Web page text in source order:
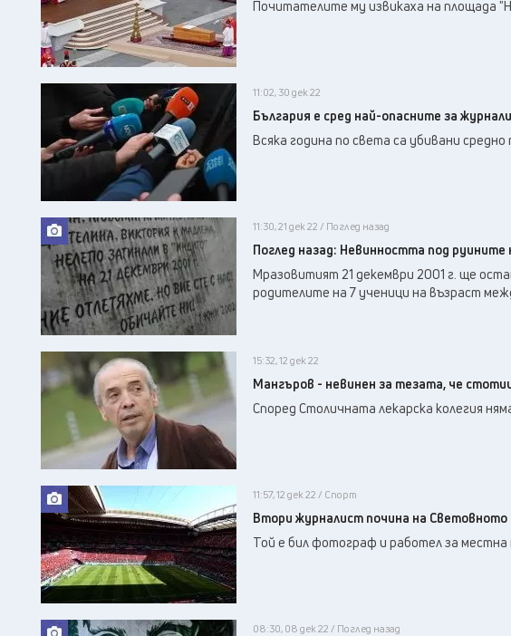
Перник,
Русе, 26
Силистра ,
Търговище
Хасково ,
Почитателите му извикаха на площада
11:02, 30 дек 22
България е сред най-опасните за
Всяка година по света са убивани
11:30, 21 дек 22 / Поглед назад
Поглед назад: Невинността под руините
Мразовитият 21 декември 2001 г. ще
родителите на 7 ученици на възраст
15:32, 12 дек 22
Мангъров - невинен за тезата, че
Според Столичната лекарска колегия
11:57, 12 дек 22 / Спорт
Втори журналист почина на Световното
Той е бил фотограф и работел за
08:30, 08 дек 22 / Поглед назад